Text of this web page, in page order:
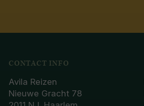
CONTACT INFO
Avila Reizen
Nieuwe Gracht 78